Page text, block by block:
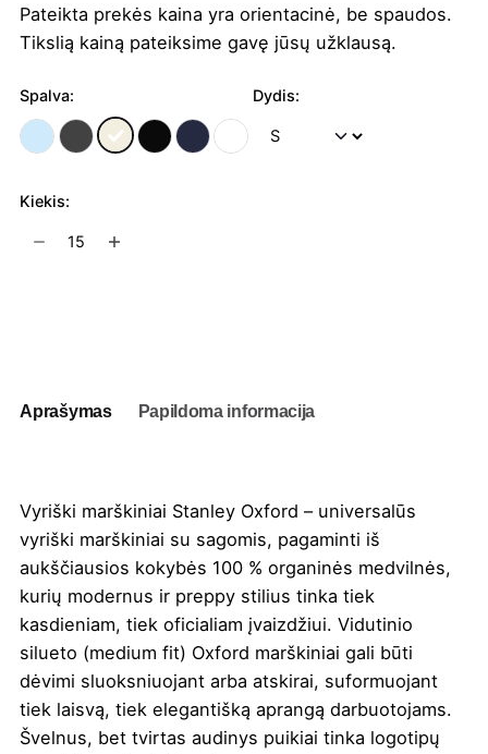
Pateikta prekės kaina yra orientacinė, be spaudos.
Tikslią kainą pateiksime gavę jūsų užklausą.
Spalva: Dydis:
Kiekis:
produkto
Aprašymas Papildoma informacija
Vyriški marškiniai Stanley Oxford – universalūs
vyriški marškiniai su sagomis, pagaminti iš
aukščiausios kokybės 100 % organinės medvilnės,
kurių modernus ir preppy stilius tinka tiek
kasdieniam, tiek oficialiam įvaizdžiui. Vidutinio
silueto (medium fit) Oxford marškiniai gali būti
dėvimi sluoksniuojant arba atskirai, suformuojant
tiek laisvą, tiek elegantišką aprangą darbuotojams.
Švelnus, bet tvirtas audinys puikiai tinka logotipų